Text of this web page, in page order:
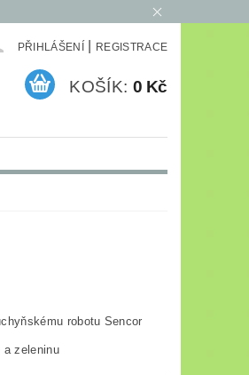
PŘIHLÁŠENÍ REGISTRACE
KOŠÍK: 0 Kč
robotu Sencor
a zeleninu